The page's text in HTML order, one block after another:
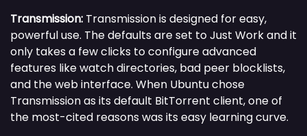
Transmission: Transmission is designed for easy,
powerful use. The defaults are set to Just Work and it
only takes a few clicks to configure advanced
features like watch directories, bad peer blocklists,
and the web interface. When Ubuntu chose
Transmission as its default BitTorrent client, one of
the most-cited reasons was its easy learning curve.